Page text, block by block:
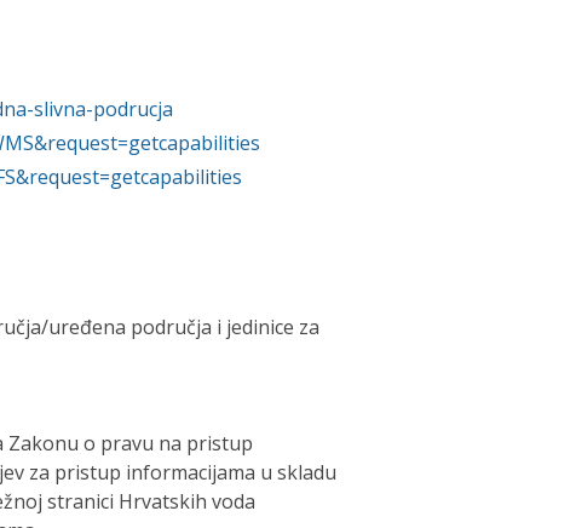
slivna-podrucja
uređena područja i jedinice za
Zakonu o pravu na pristup
za pristup informacijama u skladu
stranici Hrvatskih voda